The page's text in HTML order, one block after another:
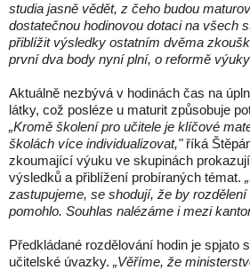
studia jasně vědět, z čeho budou
dostatečnou hodinovou dotaci na všech
přiblížit výsledky ostatním dvěma
první dva body nyní plní, o reformě
Aktuálně nezbývá v hodinách čas na
látky, což posléze u maturit způsobuje
„Kromě školení pro učitele je klíčové
školách více individualizovat,"říká
zkoumající výuku ve skupinách
výsledků a přiblížení probíraných témat.
zastupujeme, se shodují, že by
pomohlo. Souhlas nalézáme i mezi
Předkládané rozdělování hodin je spjato
učitelské úvazky. „Věříme, že